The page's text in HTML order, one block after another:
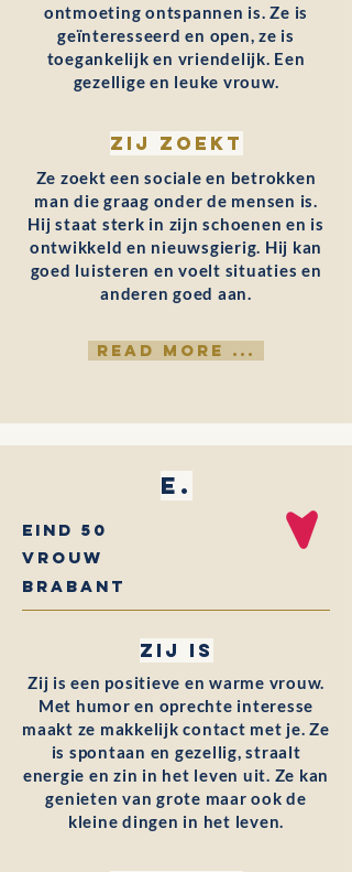
ontmoeting ontspannen is. Ze is
geïnteresseerd en open, ze is
toegankelijk en vriendelijk. Een
gezellige en leuke vrouw.
Zij zoekt
Ze zoekt een sociale en betrokken
man die graag onder de mensen is.
Hij staat sterk in zijn schoenen en is
ontwikkeld en nieuwsgierig. Hij kan
goed luisteren en voelt situaties en
anderen goed aan.
READ MORE ...
E.
eind 50
Vrouw
Brabant
Zij is
Zij is een positieve en warme vrouw.
Met humor en oprechte interesse
maakt ze makkelijk contact met je. Ze
is spontaan en gezellig, straalt
energie en zin in het leven uit. Ze kan
genieten van grote maar ook de
kleine dingen in het leven.